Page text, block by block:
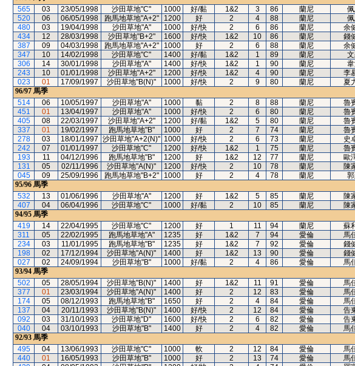
565
03 23/05/1998 沙田草地"C" 1000 好/黏 1&2 3 86 蘭尼
520
06 06/05/1998 跑馬地草地"A+2" 1200 好 2 4 88 蘭尼
480
03 19/04/1998 沙田草地"A" 1000 好/快 2 6 86 蘭尼 余
434
12 28/03/1998 沙田草地"B+2" 1600 好/快 1&2 10 86 蘭尼 錢
387
09 04/03/1998 跑馬地草地"A+2" 1000 好 2 6 88 蘭尼 余
347
10 14/02/1998 沙田草地"C" 1400 好/黏 1&2 1 89 蘭尼
306
14 30/01/1998 沙田草地"A" 1400 好/快 1&2 1 90 蘭尼
243
10 01/01/1998 沙田草地"A+2" 1200 好/快 1&2 4 90 蘭尼 李
023
01 17/09/1997 沙田草地"B(N)" 1000 好/快 2 9 80 蘭尼 夏
96/97 馬季
514
06 10/05/1997 沙田草地"A" 1000 黏 2 8 88 蘭尼 魯
451
01 13/04/1997 沙田草地"A" 1000 好/快 2 6 80 蘭尼 魯
405
08 22/03/1997 沙田草地"A+2" 1200 好/黏 1&2 5 80 蘭尼 魯
337
01 19/02/1997 跑馬地草地"B" 1000 好 2 7 74 蘭尼 魯
278
03 18/01/1997 沙田草地"A+2(N)" 1000 好/快 2 6 73 蘭尼 史
242
07 01/01/1997 沙田草地"C" 1200 好/快 1&2 1 75 蘭尼 魯
193
11 04/12/1996 跑馬地草地"B" 1200 好 1&2 12 77 蘭尼 歐
131
05 02/11/1996 沙田草地"A(N)" 1200 好/快 2 10 78 蘭尼 陳
045
09 25/09/1996 跑馬地草地"B+2" 1000 好 2 4 78 蘭尼
95/96 馬季
532
13 01/06/1996 沙田草地"A" 1200 好 1&2 5 85 蘭尼 陳
407
04 06/04/1996 沙田草地"C" 1000 好/黏 2 10 85 蘭尼 陳
94/95 馬季
419
14 22/04/1995 沙田草地"C" 1200 好 1 11 94 蘭尼 蘇
311
05 22/02/1995 跑馬地草地"A" 1235 好 1&2 7 94 愛倫 馬
234
03 11/01/1995 跑馬地草地"B" 1235 好 1&2 7 92 愛倫 錢
198
02 17/12/1994 沙田草地"A(N)" 1400 好 1&2 13 90 愛倫 錢
027
02 24/09/1994 沙田草地"B" 1000 好/黏 2 4 86 愛倫 馬
93/94 馬季
502
05 28/05/1994 沙田草地"B(N)" 1400 好 1&2 11 91 愛倫 馬
377
01 23/03/1994 沙田草地"A(N)" 1400 好 2 12 83 愛倫 馬
174
05 08/12/1993 跑馬地草地"B" 1650 好 2 4 84 愛倫 馬
137
04 20/11/1993 沙田草地"B(N)" 1400 好/快 2 12 84 愛倫 告
092
03 31/10/1993 沙田草地"D" 1600 好/快 2 6 82 愛倫 告
040
04 03/10/1993 沙田草地"B" 1400 好 2 4 82 愛倫 馬
92/93 馬季
495
04 13/06/1993 沙田草地"C" 1000 軟 2 12 84 愛倫 馬
440
01 16/05/1993 沙田草地"B" 1000 好 2 13 74 愛倫 馬